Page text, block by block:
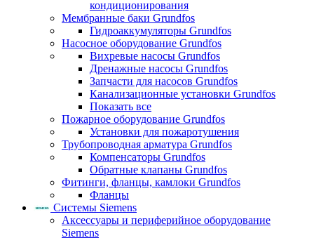
кондиционирования
Мембранные баки Grundfos
Гидроаккумуляторы Grundfos
Насосное оборудование Grundfos
Вихревые насосы Grundfos
Дренажные насосы Grundfos
Запчасти для насосов Grundfos
Канализационные установки Grundfos
Показать все
Пожарное оборудование Grundfos
Установки для пожаротушения
Трубопроводная арматура Grundfos
Компенсаторы Grundfos
Обратные клапаны Grundfos
Фитинги, фланцы, камлоки Grundfos
Фланцы
Системы Siemens
Аксессуары и периферийное оборудование
Siemens